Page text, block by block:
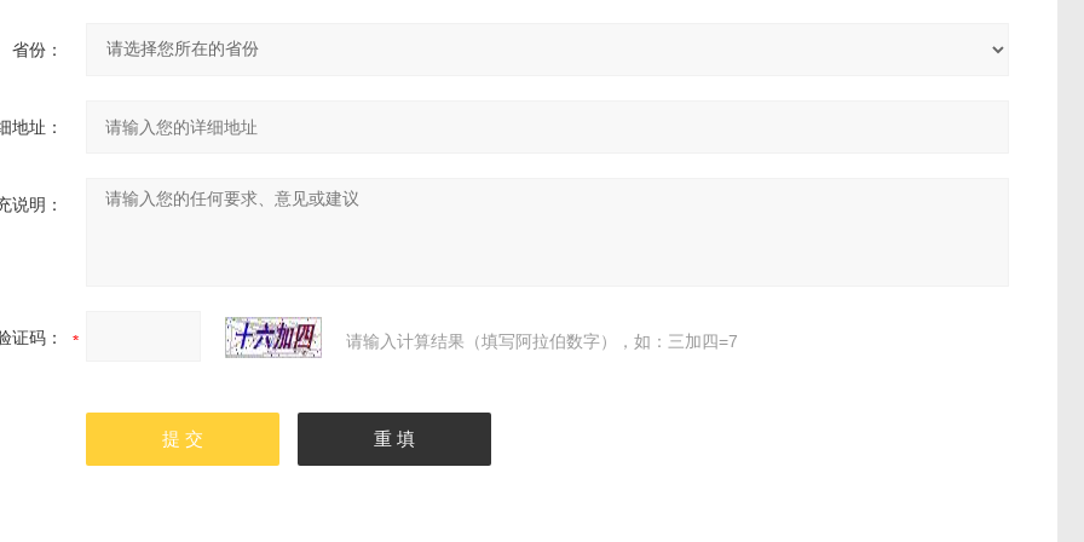
省份：
地址：
说明：
证码： 请输入计算结果（填写阿拉伯数字），如：三加四=7